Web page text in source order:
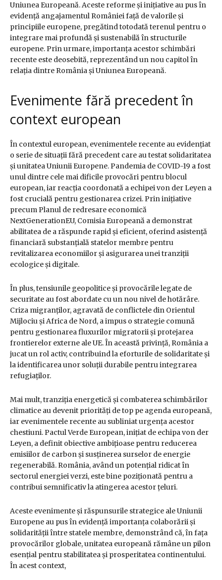
Uniunea Europeană. Aceste reforme și inițiative au pus în
evidență angajamentul României față de valorile și
principiile europene, pregătind totodată terenul pentru o
integrare mai profundă și sustenabilă în structurile
europene. Prin urmare, importanța acestor schimbări
recente este deosebită, reprezentând un nou capitol în
relația dintre România și Uniunea Europeană.
Evenimente fără precedent în
context european
În contextul european, evenimentele recente au evidențiat
o serie de situații fără precedent care au testat solidaritatea
și unitatea Uniunii Europene. Pandemia de COVID-19 a fost
unul dintre cele mai dificile provocări pentru blocul
european, iar reacția coordonată a echipei von der Leyen a
fost crucială pentru gestionarea crizei. Prin inițiative
precum Planul de redresare economică
NextGenerationEU, Comisia Europeană a demonstrat
abilitatea de a răspunde rapid și eficient, oferind asistență
financiară substanțială statelor membre pentru
revitalizarea economiilor și asigurarea unei tranziții
ecologice și digitale.
În plus, tensiunile geopolitice și provocările legate de
securitate au fost abordate cu un nou nivel de hotărâre.
Criza migranților, agravată de conflictele din Orientul
Mijlociu și Africa de Nord, a impus o strategie comună
pentru gestionarea fluxurilor migratorii și protejarea
frontierelor externe ale UE. În această privință, România a
jucat un rol activ, contribuind la eforturile de solidaritate și
la identificarea unor soluții durabile pentru integrarea
refugiaților.
Mai mult, tranziția energetică și combaterea schimbărilor
climatice au devenit priorități de top pe agenda europeană,
iar evenimentele recente au subliniat urgența acestor
chestiuni. Pactul Verde European, inițiat de echipa von der
Leyen, a definit obiective ambițioase pentru reducerea
emisiilor de carbon și susținerea surselor de energie
regenerabilă. România, având un potențial ridicat în
sectorul energiei verzi, este bine poziționată pentru a
contribui semnificativ la atingerea acestor țeluri.
Aceste evenimente și răspunsurile strategice ale Uniunii
Europene au pus în evidență importanța colaborării și
solidarității între statele membre, demonstrând că, în fața
provocărilor globale, unitatea europeană rămâne un pilon
esențial pentru stabilitatea și prosperitatea continentului.
În acest context,